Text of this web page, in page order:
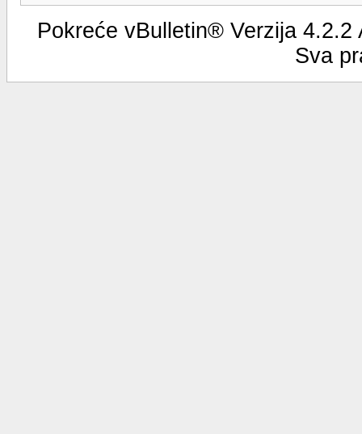
Pokreće vBulletin® Verzija
Sva